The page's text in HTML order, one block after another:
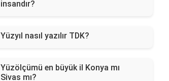
insandır?
Yüzyıl nasıl yazılır TDK?
Yüzölçümü en büyük il Konya mı
Sivas mı?